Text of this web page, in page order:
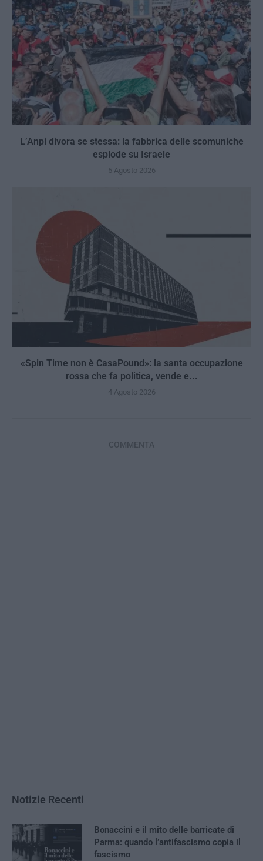
L’Anpi divora se stessa: la fabbrica delle scomuniche
esplode su Israele
5 Agosto 2026
«Spin Time non è CasaPound»: la santa occupazione
rossa che fa politica, vende e...
4 Agosto 2026
COMMENTA
Notizie Recenti
Bonaccini e il mito delle barricate di
Parma: quando l’antifascismo copia il
fascismo